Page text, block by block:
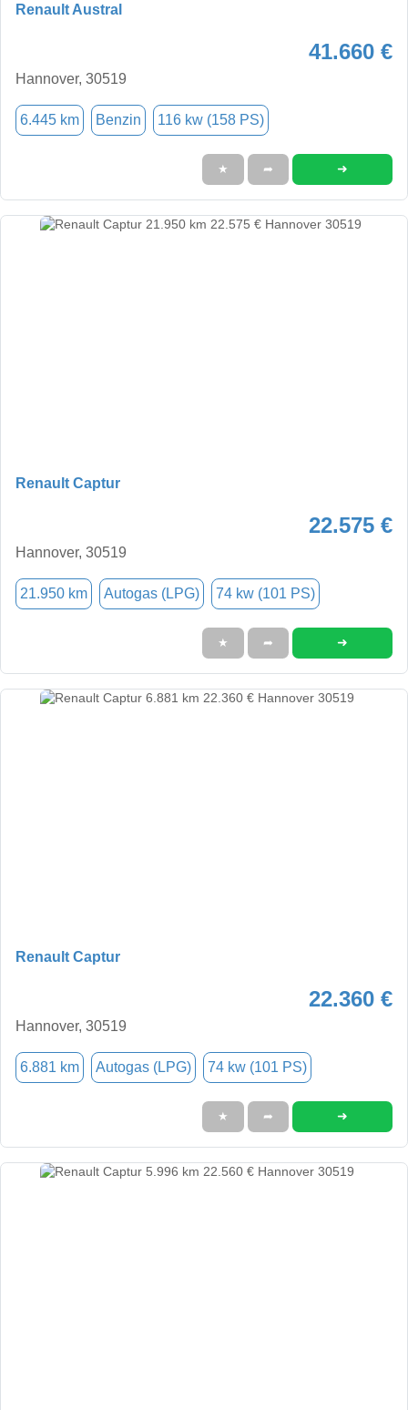
Renault Austral
41.660 €
Hannover, 30519
6.445 km Benzin 116 kw (158 PS)
★ ➦ ➜
Renault Captur
22.575 €
Hannover, 30519
21.950 km Autogas (LPG) 74 kw (101 PS)
★ ➦ ➜
Renault Captur
22.360 €
Hannover, 30519
6.881 km Autogas (LPG) 74 kw (101 PS)
★ ➦ ➜